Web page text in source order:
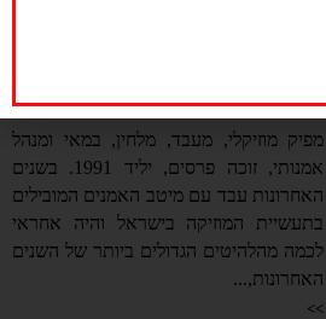
סתיו בגר
מפיק מוזיקלי, מעבד, מלחין, במאי ומנהל
אמנותי, זוכה פרסים, יליד 1991. בשנים
האחרונות עבד עם מיטב האמנים המובילים
בתעשיית המוזיקה בישראל והיה אחראי
לכמה מהלהיטים הגדולים ביותר של השנים
האחרונות,...
>>